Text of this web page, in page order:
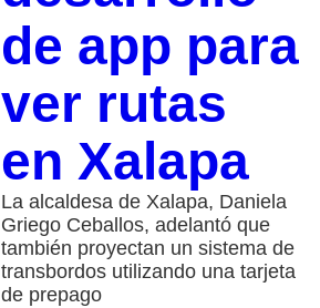
de app para
ver rutas
en Xalapa
La alcaldesa de Xalapa, Daniela
Griego Ceballos, adelantó que
también proyectan un sistema de
transbordos utilizando una tarjeta
de prepago